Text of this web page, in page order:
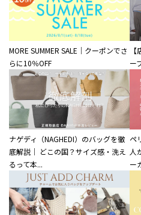
MORE SUMMER SALE｜クーポンでさ
らに10％OFF
ー
ナゲディ（NAGHEDI）のバッグを徹
底解説｜ どこの国？サイズ感・洗え
るって本...
ペ
人
ー